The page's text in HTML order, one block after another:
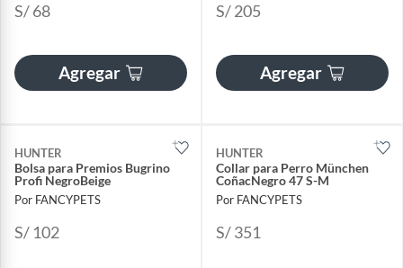
S/ 68
Agregar
S/ 205
Agregar
HUNTER
Bolsa para Premios Bugrino
Profi NegroBeige
Por FANCYPETS
S/ 102
HUNTER
Collar para Perro München
CoñacNegro 47 S-M
Por FANCYPETS
S/ 351